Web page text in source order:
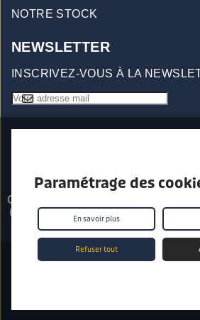
NOTRE STOCK
NEWSLETTER
INSCRIVEZ-VOUS À LA
Origin96 - Prises d'escalade
557
69380 Chessy Les Mines - © 2026
Conditions générales de
Paramétrage des
En savoir plus
Refuser tout